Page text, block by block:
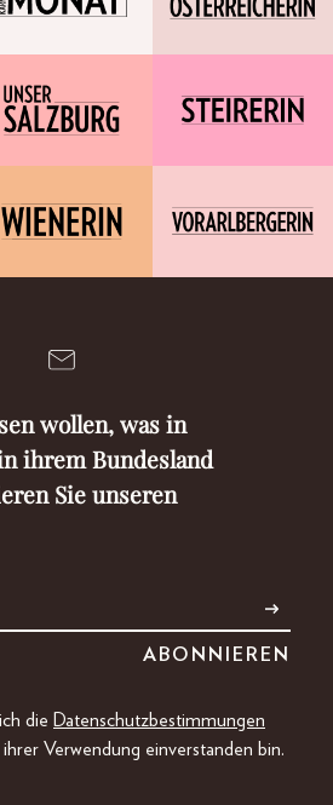
wollen, was in
ihrem Bundesland
Sie unseren
die Datenschutzbestimmungen
Verwendung einverstanden bin.